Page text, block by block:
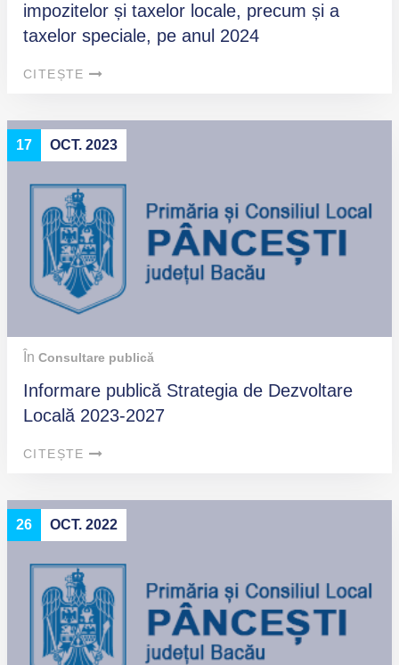
impozitelor și taxelor locale, precum și a
taxelor speciale, pe anul 2024
CITEȘTE
17 OCT. 2023
În Consultare publică
Informare publică Strategia de Dezvoltare
Locală 2023-2027
CITEȘTE
26 OCT. 2022